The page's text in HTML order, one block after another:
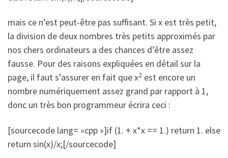
mais ce n’est peut-être pas suffisant. Si x est très petit,
la division de deux nombres très petits approximés par
nos chers ordinateurs a des chances d’être assez
fausse. Pour des raisons expliquées en détail sur la
page, il faut s’assurer en fait que x2 est encore un
nombre numériquement assez grand par rapport à 1,
donc un très bon programmeur écrira ceci :
[sourcecode lang= »cpp »]if (1. + x*x == 1.) return 1. else
return sin(x)/x;[/sourcecode]